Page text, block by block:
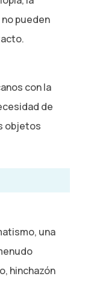
pueden
con la
de
objetos
una
hinchazón